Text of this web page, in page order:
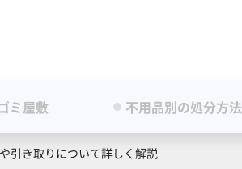
ミ屋敷 不用品別の処分方法
引き取りについて詳しく解説